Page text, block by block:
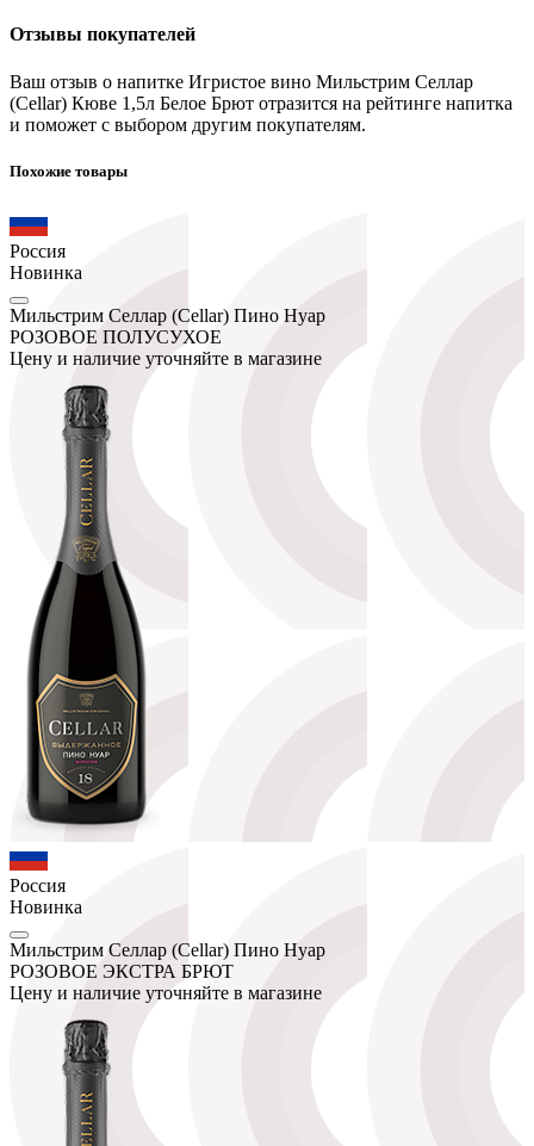
Отзывы покупателей
Ваш отзыв о напитке Игристое вино Мильстрим Селлар
(Cellar) Кюве 1,5л Белое Брют отразится на рейтинге напитка
и поможет с выбором другим покупателям.
Похожие товары
Россия
Новинка
Мильстрим Селлар (Cellar) Пино Нуар
РОЗОВОЕ ПОЛУСУХОЕ
Цену и наличие уточняйте в магазине
Россия
Новинка
Мильстрим Селлар (Cellar) Пино Нуар
РОЗОВОЕ ЭКСТРА БРЮТ
Цену и наличие уточняйте в магазине